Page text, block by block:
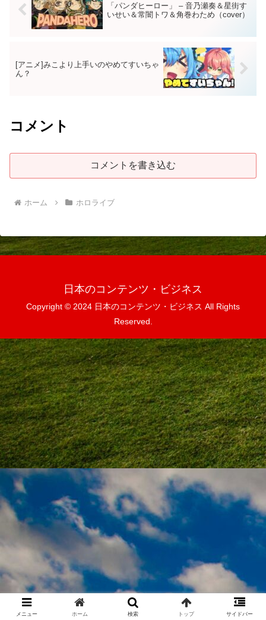
「パンダヒーロー」 – 音乃瀬奏＆星街す
いせい＆常闇トワ＆角巻わため（cover）
[アニメ]みこより上手いのやめてすいちゃ
ん？
コメント
コメントを書き込む
ホーム ホロライブ
日本のコンテンツ・ビジネス
Copyright © 2024 日本のコンテンツ・ビジネス All Rights
Reserved.
メニュー ホーム 検索 トップ サイドバー